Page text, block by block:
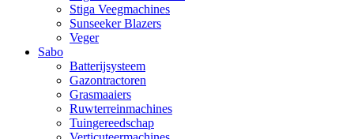
Stiga Veegmachines
Sunseeker Blazers
Veger
Sabo
Batterijsysteem
Gazontractoren
Grasmaaiers
Ruwterreinmachines
Tuingereedschap